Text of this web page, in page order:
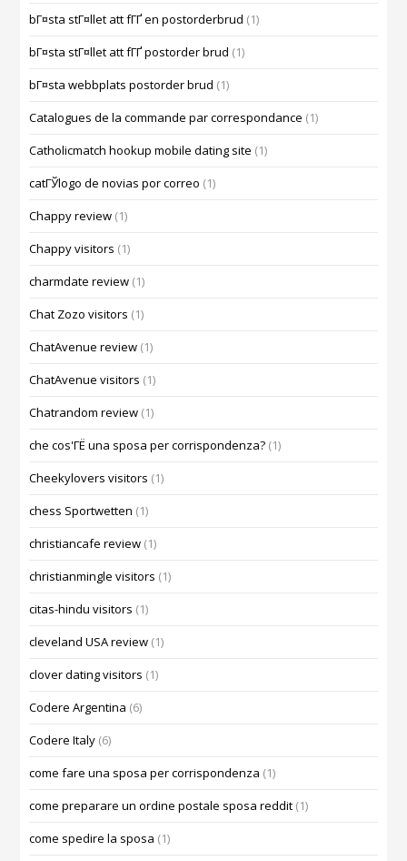
bГ¤sta stГ¤llet att fГҐ en postorderbrud (1)
bГ¤sta stГ¤llet att fГҐ postorder brud (1)
bГ¤sta webbplats postorder brud (1)
Catalogues de la commande par correspondance (1)
Catholicmatch hookup mobile dating site (1)
catГЎlogo de novias por correo (1)
Chappy review (1)
Chappy visitors (1)
charmdate review (1)
Chat Zozo visitors (1)
ChatAvenue review (1)
ChatAvenue visitors (1)
Chatrandom review (1)
che cos'ГЁ una sposa per corrispondenza? (1)
Cheekylovers visitors (1)
chess Sportwetten (1)
christiancafe review (1)
christianmingle visitors (1)
citas-hindu visitors (1)
cleveland USA review (1)
clover dating visitors (1)
Codere Argentina (6)
Codere Italy (6)
come fare una sposa per corrispondenza (1)
come preparare un ordine postale sposa reddit (1)
come spedire la sposa (1)